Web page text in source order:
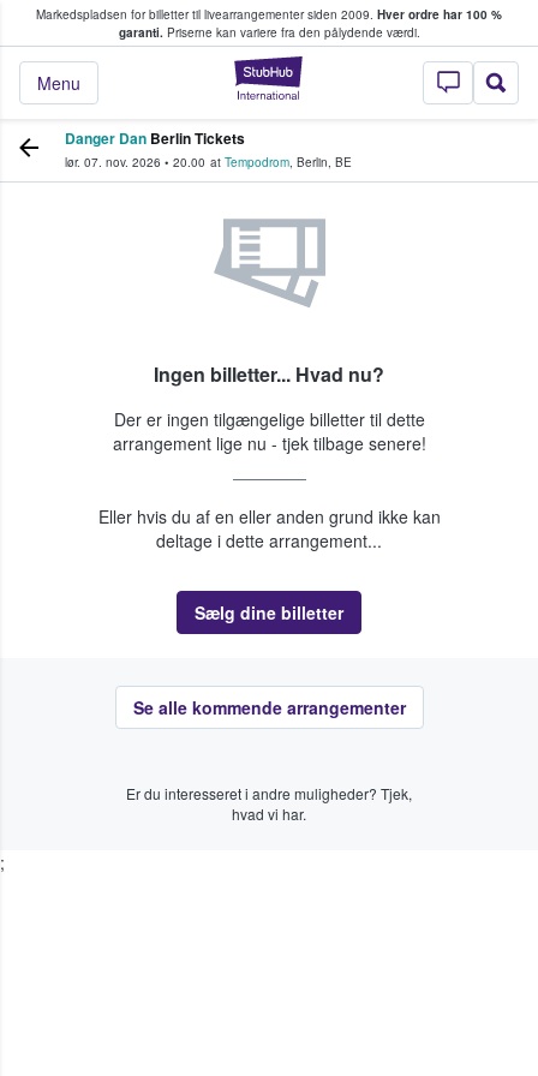
Markedspladsen for billetter til livearrangementer siden 2009. Hver ordre har 100 %
garanti.Priserne kan variere fra den pålydende værdi.
StubHub - Hvor
Menu
køber og sælger billetter
Danger Dan Berlin Tickets
lør. 07. nov. 2026 • 20.00 at Tempodrom, Berlin, BE
Ingen billetter... Hvad nu?
Der er ingen tilgængelige billetter til dette
arrangement lige nu - tjek tilbage senere!
Eller hvis du af en eller anden grund ikke kan
deltage i dette arrangement...
Sælg dine billetter
Se alle kommende arrangementer
Er du interesseret i andre muligheder? Tjek,
hvad vi har.
;